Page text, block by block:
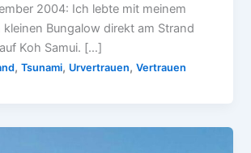
2004: Ich lebte mit meinem
kleinen Bungalow direkt am Strand
Koh Samui. […]
,Tsunami, Urvertrauen,Vertrauen